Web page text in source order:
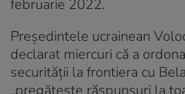
februarie 2022.
Preşedintele ucrainean
declarat miercuri că a
securităţii la frontiera cu
„pregăteşte răspunsuri la